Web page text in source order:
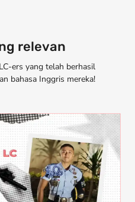
relevan
ers yang telah berhasil
bahasa Inggris mereka!